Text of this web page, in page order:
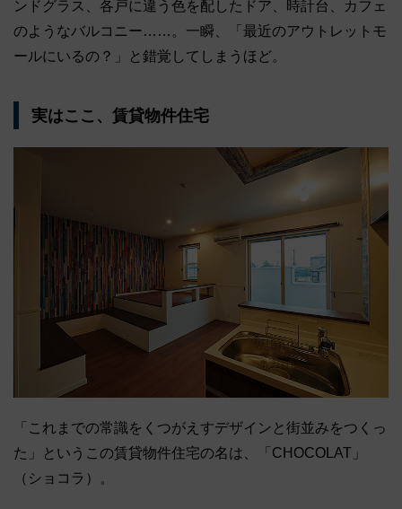
ンドグラス、各戸に違う色を配したドア、時計台、カフェ
のようなバルコニー……。一瞬、「最近のアウトレットモ
ールにいるの？」と錯覚してしまうほど。
実はここ、賃貸物件住宅
「これまでの常識をくつがえすデザインと街並みをつくっ
た」というこの賃貸物件住宅の名は、「CHOCOLAT」
（ショコラ）。